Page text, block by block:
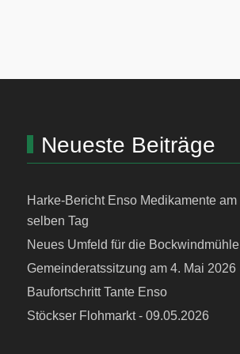
Neueste Beiträge
Harke-Bericht Enso Medikamente am
selben Tag
Neues Umfeld für die Bockwindmühle
Gemeinderatssitzung am 4. Mai 2026
Baufortschritt Tante Enso
Stöckser Flohmarkt - 09.05.2026